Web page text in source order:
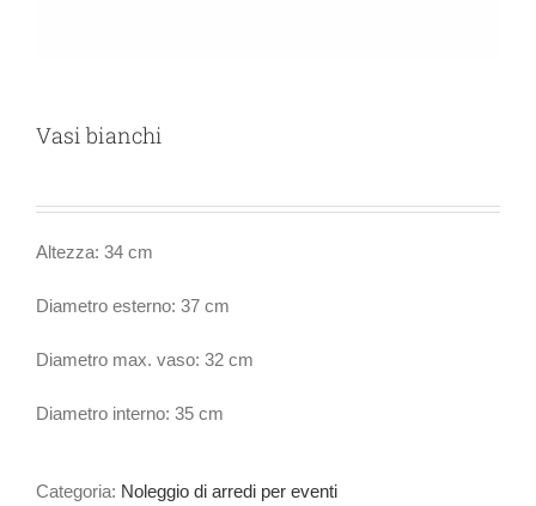
Vasi bianchi
Altezza: 34 cm
Diametro esterno: 37 cm
Diametro max. vaso: 32 cm
Diametro interno: 35 cm
Categoria: Noleggio di arredi per eventi